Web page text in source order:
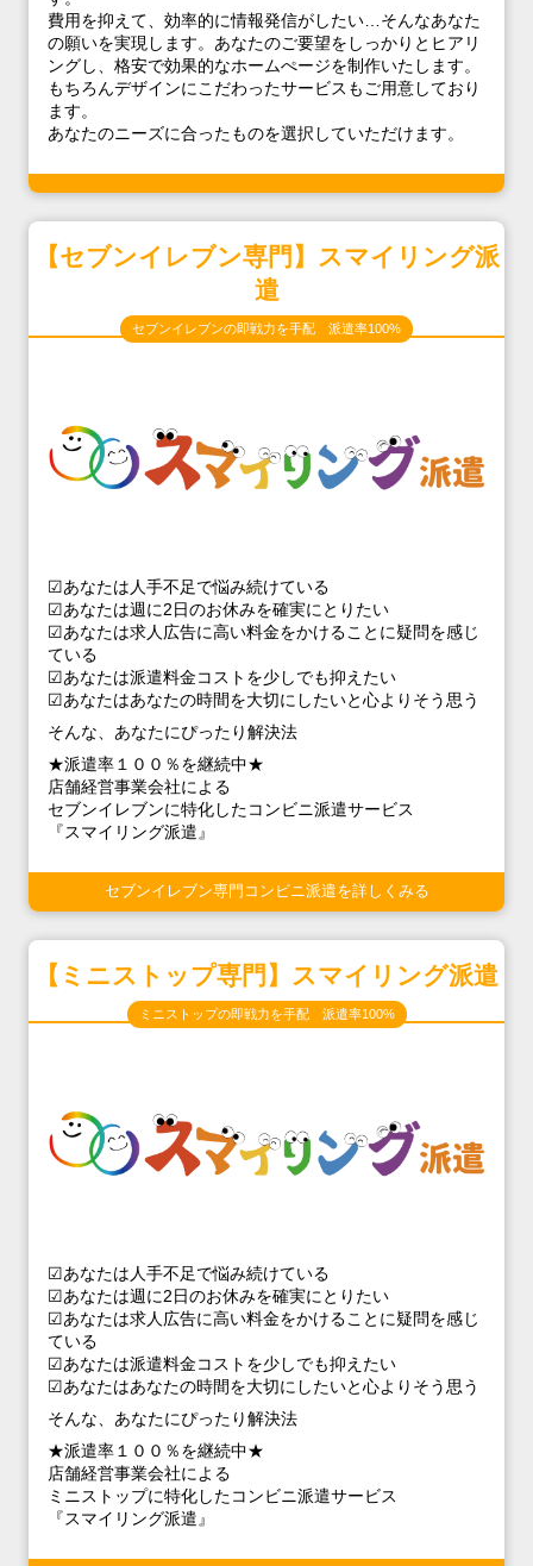
費用を抑えて、効率的に情報発信がしたい…そんなあなた
の願いを実現します。あなたのご要望をしっかりとヒアリ
ングし、格安で効果的なホームぺージを制作いたします。
もちろんデザインにこだわったサービスもご用意しており
ます。
あなたのニーズに合ったものを選択していただけます。
【セブンイレブン専門】スマイリング派
遣
セブンイレブンの即戦力を手配 派遣率100%
☑あなたは人手不足で悩み続けている
☑あなたは週に2日のお休みを確実にとりたい
☑あなたは求人広告に高い料金をかけることに疑問を感じ
ている
☑あなたは派遣料金コストを少しでも抑えたい
☑あなたはあなたの時間を大切にしたいと心よりそう思う
そんな、あなたにぴったり解決法
★派遣率１００％を継続中★
店舗経営事業会社による
セブンイレブンに特化したコンビニ派遣サービス
『スマイリング派遣』
セブンイレブン専門コンビニ派遣を詳しくみる
【ミニストップ専門】スマイリング派遣
ミニストップの即戦力を手配 派遣率100%
☑あなたは人手不足で悩み続けている
☑あなたは週に2日のお休みを確実にとりたい
☑あなたは求人広告に高い料金をかけることに疑問を感じ
ている
☑あなたは派遣料金コストを少しでも抑えたい
☑あなたはあなたの時間を大切にしたいと心よりそう思う
そんな、あなたにぴったり解決法
★派遣率１００％を継続中★
店舗経営事業会社による
ミニストップに特化したコンビニ派遣サービス
『スマイリング派遣』